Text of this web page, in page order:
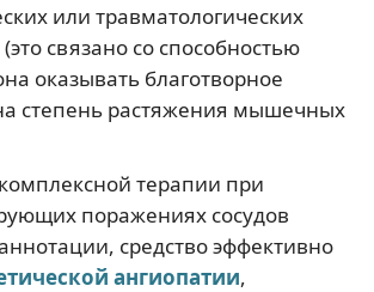
или травматологических
связано со способностью
оказывать благотворное
степень растяжения мышечных
терапии при
поражениях сосудов
средство эффективно
ангиопатии,